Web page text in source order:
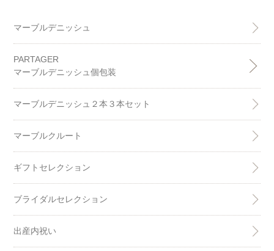
マーブルデニッシュ
PARTAGER
マーブルデニッシュ個包装
マーブルデニッシュ２本３本セット
マーブルクルート
ギフトセレクション
ブライダルセレクション
出産内祝い